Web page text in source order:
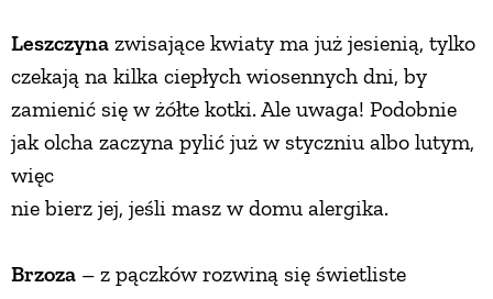
Leszczyna zwisające kwiaty ma już jesienią, tylko
czekają na kilka ciepłych wiosennych dni, by
zamienić się w żółte kotki. Ale uwaga! Podobnie
jak olcha zaczyna pylić już w styczniu albo lutym,
więc
nie bierz jej, jeśli masz w domu alergika.
Brzoza – z pączków rozwiną się świetliste